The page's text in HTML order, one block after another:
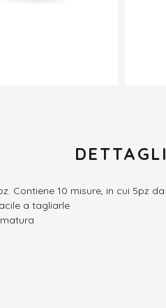
Contiene 10 misure, in cui 5pz
a tagliarle